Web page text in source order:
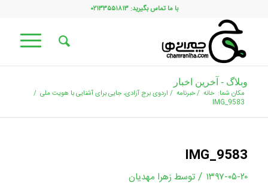
با ما تماس بگیرید: ۰۲۱۳۳۵۵۱۸۱۳
وبلاگ - آخرین اخبار
مکان شما: خانه /خبرنامه / اردوی برج آزادی، جایی برای آشنایی با هویت ملی /
IMG_9583
IMG_9583
۱۳۹۷-۰۵-۲۰ / توسط زهرا مهدیان